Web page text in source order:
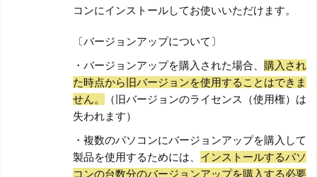
コンにインストールしてお使いいただけます。
〔バージョンアップについて〕
・バージョンアップを購入された場合、 購入され
た時点から旧バージョンを使用することはできま
せん。
（旧バージョンのライセンス（使用権）は
失われます）
・複数のパソコンにバージョンアップを購入して
製品を使用するためには、 インストールするパソ
コンの台数分のバージョンアップを購入する必要